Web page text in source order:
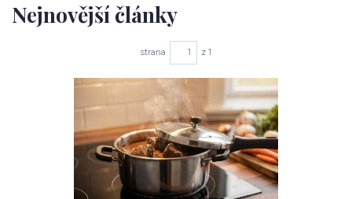
Nejnovější články
strana z 1